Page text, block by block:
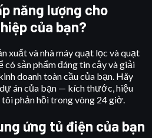
năng lượng cho
của bạn?
xuất và nhà máy quạt lọc và quạt
sản phẩm đáng tin cậy và giải
doanh toàn cầu của bạn. Hãy
án của bạn — kích thước, hiệu
phản hồi trong vòng 24 giờ.
ứng tủ điện của bạn